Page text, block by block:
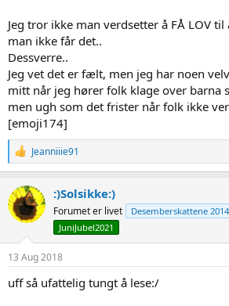
Jeg tror ikke man verdsetter å FÅ LOV
man ikke får det..
Dessverre..
Jeg vet det er fælt, men jeg har noen
mitt når jeg hører folk klage over barna
men ugh som det frister når folk ikke
[emoji174]
R
e
a
c
t
i
o
n
:
Jeanniiie91
:)Solsikke:)
Forumet er livet Desemberskattene 2014
JuniJubel2021
13 Aug 2018
uff så ufattelig tungt å lese:/